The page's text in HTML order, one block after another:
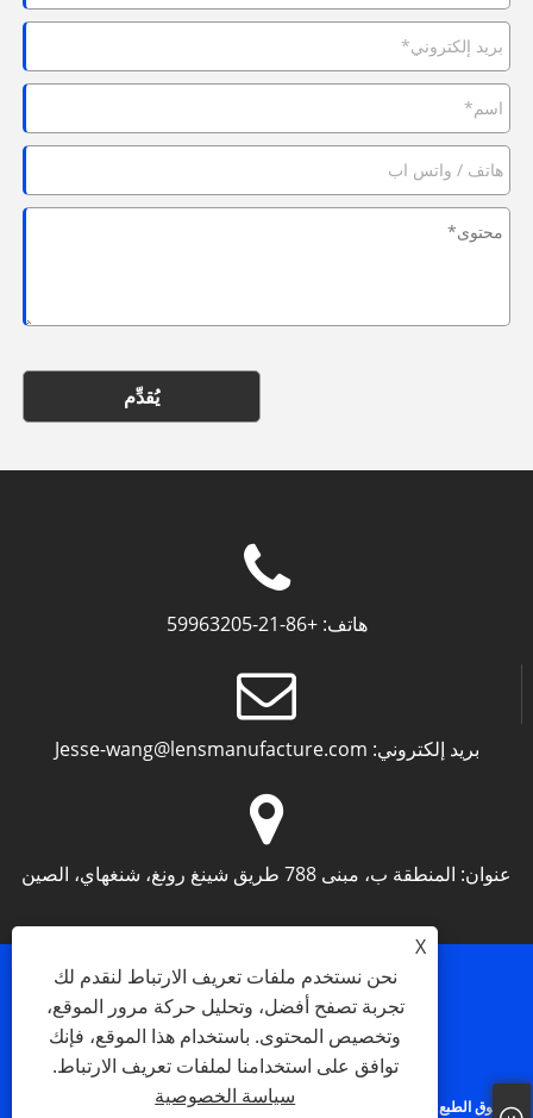
يُقدِّم
هاتف: +86-21-59963205
بريد إلكتروني: Jesse-wang@lensmanufacture.com
عنوان: المنطقة ب، مبنى 788 طريق شينغ رونغ، شنغهاي، الصين
Links
Sitemap
RSS
XML سياسة الخصوصية
X
نحن نستخدم ملفات تعريف الارتباط لنقدم لك
تجربة تصفح أفضل، وتحليل حركة مرور الموقع،
وتخصيص المحتوى. باستخدام هذا الموقع، فإنك
توافق على استخدامنا لملفات تعريف الارتباط.
سياسة الخصوصية